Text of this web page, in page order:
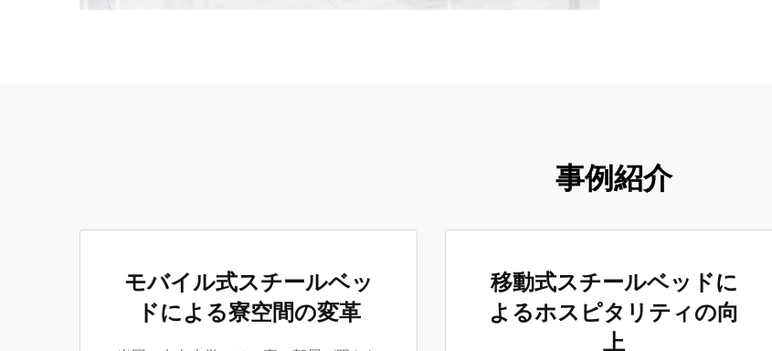
事例紹介
モバイル式スチールベッ
ドによる寮空間の変革
移動式スチールベッドに
よるホスピタリティの向
上